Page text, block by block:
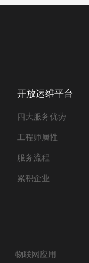
开放运维平台
四大服务优势
工程师属性
服务流程
累积企业
物联网应用